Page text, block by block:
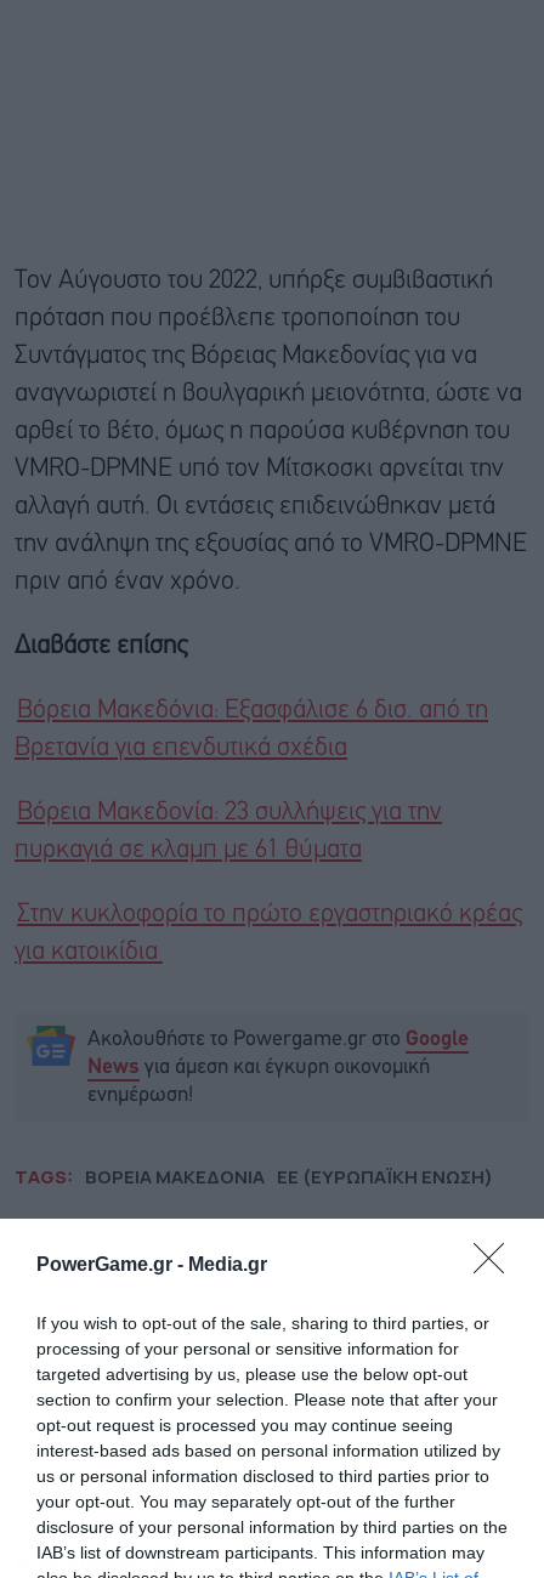
PowerGame.gr - Media.gr
If you wish to opt-out of the sale, sharing to third parties, or
processing of your personal or sensitive information for
targeted advertising by us, please use the below opt-out
section to confirm your selection. Please note that after your
opt-out request is processed you may continue seeing
interest-based ads based on personal information utilized by
us or personal information disclosed to third parties prior to
your opt-out. You may separately opt-out of the further
disclosure of your personal information by third parties on the
IAB’s list of downstream participants. This information may
Τον Αύγουστο του 2022, υπήρξε συμβιβαστική
πρόταση που προέβλεπε τροποποίηση του
Συντάγματος της Βόρειας Μακεδονίας για να
αναγνωριστεί η βουλγαρική μειονότητα, ώστε να
αρθεί το βέτο, όμως η παρούσα κυβέρνηση του
VMRO-DPMNE υπό τον Μίτσκοσκι αρνείται την
αλλαγή αυτή. Οι εντάσεις επιδεινώθηκαν μετά
την ανάληψη της εξουσίας από το VMRO-DPMNE
πριν από έναν χρόνο.
Διαβάστε επίσης
Βόρεια Μακεδόνια: Εξασφάλισε 6 δισ. από τη
Βρετανία για επενδυτικά σχέδια
Βόρεια Μακεδονία: 23 συλλήψεις για την
πυρκαγιά σε κλαμπ με 61 θύματα
Στην κυκλοφορία το πρώτο εργαστηριακό κρέας
για κατοικίδια
Ακολουθήστε το Powergame.gr στο Google
News για άμεση και έγκυρη οικονομική
ενημέρωση!
TAGS: ΒΟΡΕΙΑ ΜΑΚΕΔΟΝΙΑ ΕΕ (ΕΥΡΩΠΑΪΚΗ ΕΝΩΣΗ)
ΡΟΗ ΕΙΔΗΣΕΩΝ ΔΗΜΟΦΙΛΗ